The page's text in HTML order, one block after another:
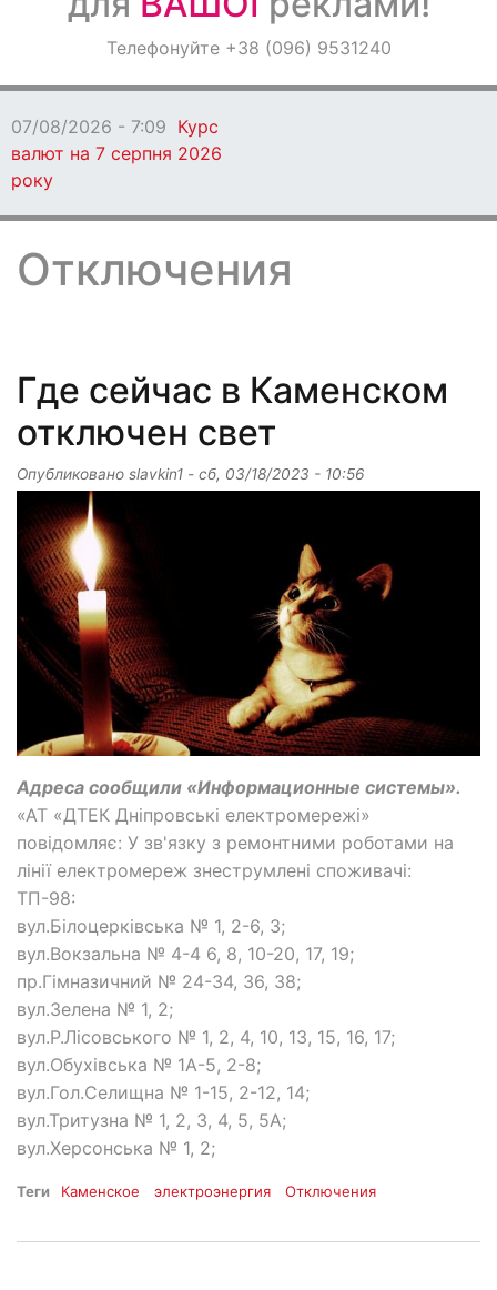
ОголошенняТелефонуйте +38 (096) 9531240
7:09 Курс
2026
Отключения
Где сейчас в Каменском
отключен свет
Опубликовано slavkin1 - сб, 03/18/2023 - 10:56
Адреса сообщили «Информационные системы».
«АТ «ДТЕК Дніпровські електромережі»
повідомляє: У зв'язку з ремонтними роботами на
лінії електромереж знеструмлені споживачі:
ТП-98:
вул.Білоцерківська № 1, 2-6, 3;
вул.Вокзальна № 4-4 6, 8, 10-20, 17, 19;
пр.Гімназичний № 24-34, 36, 38;
вул.Зелена № 1, 2;
вул.Р.Лісовського № 1, 2, 4, 10, 13, 15, 16, 17;
вул.Обухівська № 1А-5, 2-8;
вул.Гол.Селищна № 1-15, 2-12, 14;
вул.Тритузна № 1, 2, 3, 4, 5, 5А;
вул.Херсонська № 1, 2;
Теги Каменское электроэнергия Отключения